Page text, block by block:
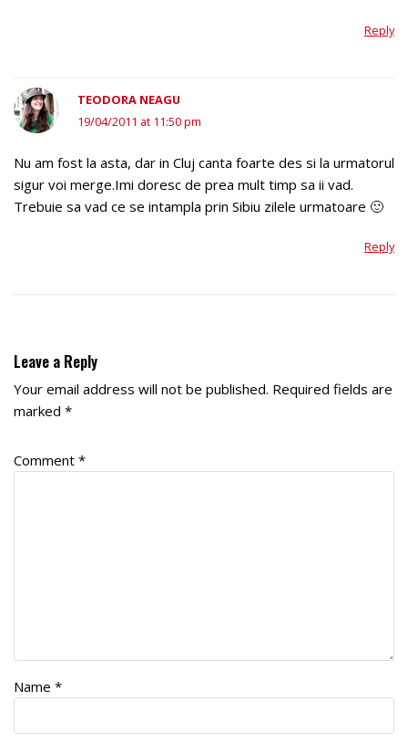
Reply
TEODORA NEAGU
19/04/2011 at 11:50 pm
Nu am fost la asta, dar in Cluj canta foarte des si la urmatorul
sigur voi merge.Imi doresc de prea mult timp sa ii vad.
Trebuie sa vad ce se intampla prin Sibiu zilele urmatoare 🙂
Reply
Leave a Reply
Your email address will not be published. Required fields are
marked *
Comment *
Name *